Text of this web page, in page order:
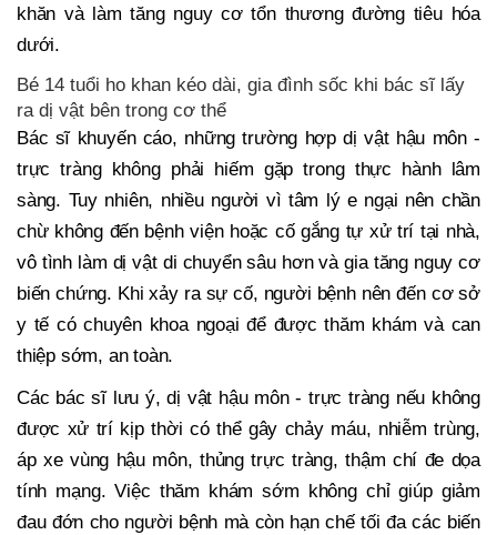
khăn và làm tăng nguy cơ tổn thương đường tiêu hóa
dưới.
Bé 14 tuổi ho khan kéo dài, gia đình sốc khi bác sĩ lấy
ra dị vật bên trong cơ thể
Bác sĩ khuyến cáo, những trường hợp dị vật hậu môn -
trực tràng không phải hiếm gặp trong thực hành lâm
sàng. Tuy nhiên, nhiều người vì tâm lý e ngại nên chần
chừ không đến bệnh viện hoặc cố gắng tự xử trí tại nhà,
vô tình làm dị vật di chuyển sâu hơn và gia tăng nguy cơ
biến chứng. Khi xảy ra sự cố, người bệnh nên đến cơ sở
y tế có chuyên khoa ngoại để được thăm khám và can
thiệp sớm, an toàn.
Các bác sĩ lưu ý, dị vật hậu môn - trực tràng nếu không
được xử trí kịp thời có thể gây chảy máu, nhiễm trùng,
áp xe vùng hậu môn, thủng trực tràng, thậm chí đe dọa
tính mạng. Việc thăm khám sớm không chỉ giúp giảm
đau đớn cho người bệnh mà còn hạn chế tối đa các biến